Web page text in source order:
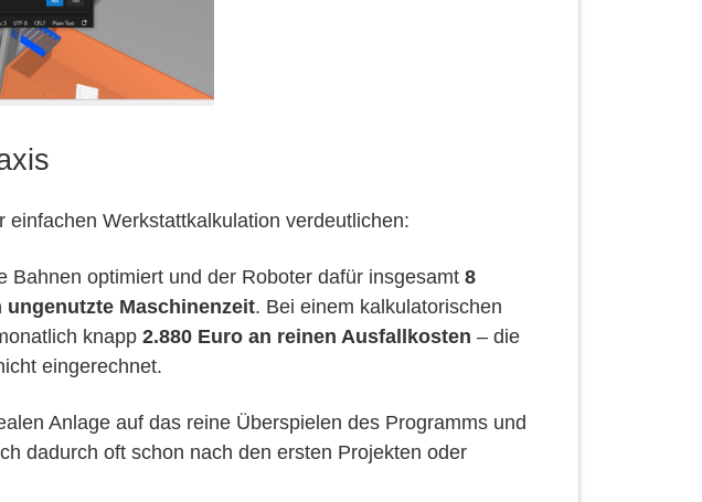
Werkstattkalkulation verdeutlichen:
optimiert und der Roboter dafür insgesamt 8
ungenutzte Maschinenzeit. Bei einem kalkulatorischen
knapp 2.880 Euro an reinen Ausfallkosten – die
eingerechnet.
Anlage auf das reine Überspielen des Programms und
dadurch oft schon nach den ersten Projekten oder